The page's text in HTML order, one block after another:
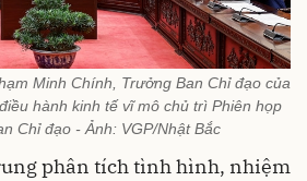
Minh Chính, Trưởng Ban Chỉ đạo của
hành kinh tế vĩ mô chủ trì Phiên họp
Chỉ đạo - Ảnh: VGP/Nhật Bắc
phân tích tình hình, nhiệm